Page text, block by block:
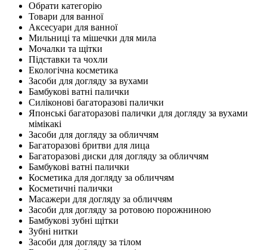
Обрати категорію
Товари для ванної
Аксесуари для ванної
Мильниці та мішечки для мила
Мочалки та щітки
Підставки та чохли
Екологічна косметика
Засоби для догляду за вухами
Бамбукові ватні палички
Силіконові багаторазові палички
Японські багаторазові палички для догляду за вухами
мімікакі
Засоби для догляду за обличчям
Багаторазові бритви для лица
Багаторазові диски для догляду за обличчям
Бамбукові ватні палички
Косметика для догляду за обличчям
Косметичні палички
Масажери для догляду за обличчям
Засоби для догляду за ротовою порожниною
Бамбукові зубні щітки
Зубні нитки
Засоби для догляду за тілом